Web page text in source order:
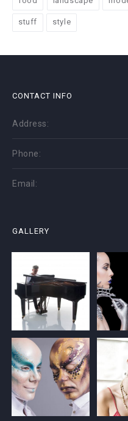
stuff style
CONTACT INFO
Address:
Phone:
Email:
GALLERY